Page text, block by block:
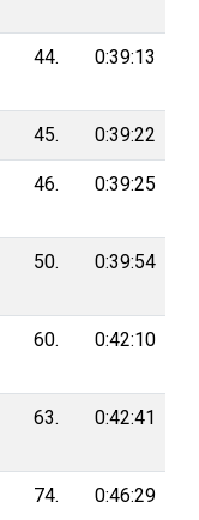
44. 0:39:13
45. 0:39:22
46. 0:39:25
50. 0:39:54
60. 0:42:10
63. 0:42:41
74. 0:46:29